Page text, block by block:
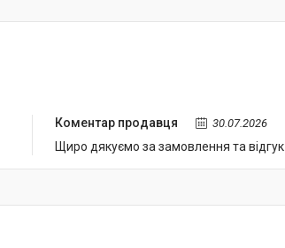
Коментар продавця 30.07.2026
Щиро дякуємо за замовлення та відгук